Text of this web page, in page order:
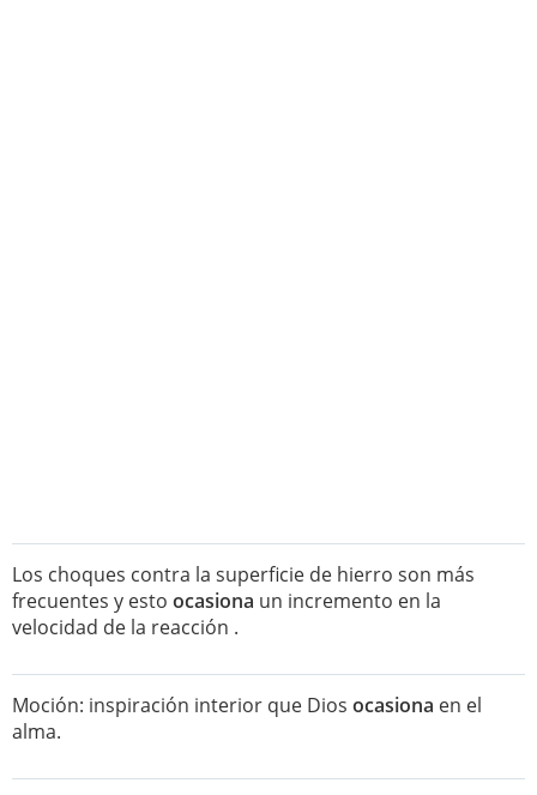
Los choques contra la superficie de hierro son más
frecuentes y esto ocasiona un incremento en la
velocidad de la reacción .
Moción: inspiración interior que Dios ocasiona en el
alma.